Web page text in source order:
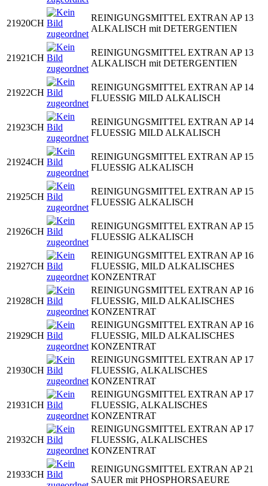
21920CH
REINIGUNGSMITTEL EXTRAN AP 13
ALKALISCH mit DETERGENTIEN
21921CH
REINIGUNGSMITTEL EXTRAN AP 13
ALKALISCH mit DETERGENTIEN
21922CH
REINIGUNGSMITTEL EXTRAN AP 14
FLUESSIG MILD ALKALISCH
21923CH
REINIGUNGSMITTEL EXTRAN AP 14
FLUESSIG MILD ALKALISCH
21924CH
REINIGUNGSMITTEL EXTRAN AP 15
FLUESSIG ALKALISCH
21925CH
REINIGUNGSMITTEL EXTRAN AP 15
FLUESSIG ALKALISCH
21926CH
REINIGUNGSMITTEL EXTRAN AP 15
FLUESSIG ALKALISCH
21927CH
REINIGUNGSMITTEL EXTRAN AP 16
FLUESSIG, MILD ALKALISCHES
KONZENTRAT
21928CH
REINIGUNGSMITTEL EXTRAN AP 16
FLUESSIG, MILD ALKALISCHES
KONZENTRAT
21929CH
REINIGUNGSMITTEL EXTRAN AP 16
FLUESSIG, MILD ALKALISCHES
KONZENTRAT
21930CH
REINIGUNGSMITTEL EXTRAN AP 17
FLUESSIG, ALKALISCHES
KONZENTRAT
21931CH
REINIGUNGSMITTEL EXTRAN AP 17
FLUESSIG, ALKALISCHES
KONZENTRAT
21932CH
REINIGUNGSMITTEL EXTRAN AP 17
FLUESSIG, ALKALISCHES
KONZENTRAT
21933CH
REINIGUNGSMITTEL EXTRAN AP 21
SAUER mit PHOSPHORSAEURE